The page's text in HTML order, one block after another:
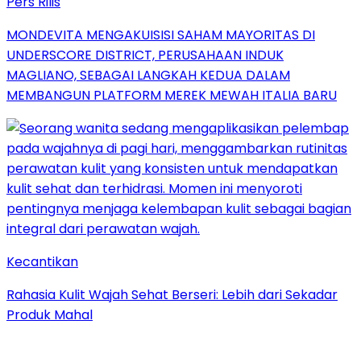
MONDEVITA MENGAKUISISI SAHAM MAYORITAS DI
UNDERSCORE DISTRICT, PERUSAHAAN INDUK
MAGLIANO, SEBAGAI LANGKAH KEDUA DALAM
MEMBANGUN PLATFORM MEREK MEWAH ITALIA BARU
Kecantikan
Rahasia Kulit Wajah Sehat Berseri: Lebih dari Sekadar
Produk Mahal